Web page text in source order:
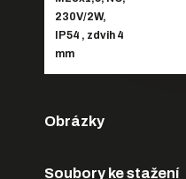
Obrázky
Soubory ke stažení
230V/2W,
IP54 , zdvih 4
mm